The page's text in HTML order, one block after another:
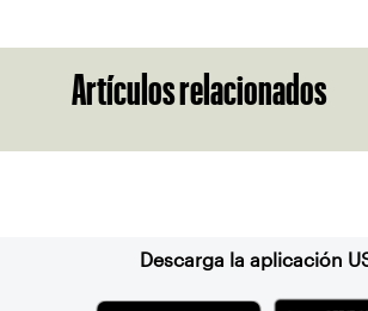
Artículos relacionados
Descarga la aplicación